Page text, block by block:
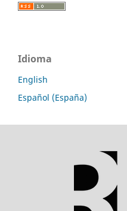
Idioma
English
Español (España)